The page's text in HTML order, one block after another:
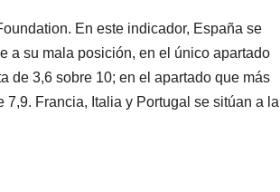
En este indicador, España se
a su mala posición, en el único apartado
de 3,6 sobre 10; en el apartado que más
Francia, Italia y Portugal se sitúan a la